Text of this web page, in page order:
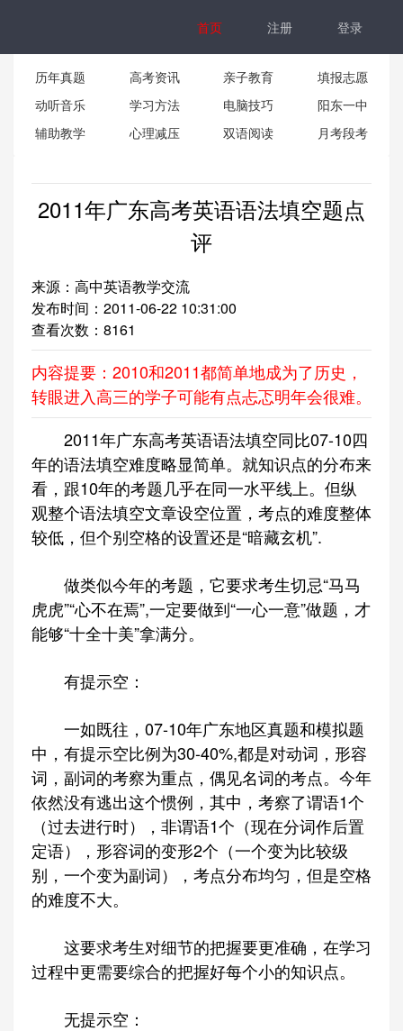
首页 注册 登录
历年真题 高考资讯 亲子教育
填报志愿
动听音乐
学习方法 电脑技巧
阳东一中
辅助教学
心理减压 双语阅读 月考段考
2011年广东高考英语语法填空题点
评
来源：高中英语教学交流
发布时间：2011-06-22 10:31:00
查看次数： 8161
内容提要：2010和2011都简单地成为了历史，
转眼进入高三的学子可能有点忐忑明年会很难。
2011年广东高考英语语法填空同比07-10四
年的语法填空难度略显简单。就知识点的分布来
看，跟10年的考题几乎在同一水平线上。但纵
观整个语法填空文章设空位置，考点的难度整体
较低，但个别空格的设置还是“暗藏玄机”.
做类似今年的考题，它要求考生切忌“马马
虎虎”“心不在焉”,一定要做到“一心一意”做题，才
能够“十全十美”拿满分。
有提示空：
一如既往，07-10年广东地区真题和模拟题
中，有提示空比例为30-40%,都是对动词，形容
词，副词的考察为重点，偶见名词的考点。今年
依然没有逃出这个惯例，其中，考察了谓语1个
（过去进行时），非谓语1个（现在分词作后置
定语），形容词的变形2个（一个变为比较级
别，一个变为副词），考点分布均匀，但是空格
的难度不大。
这要求考生对细节的把握要更准确，在学习
过程中更需要综合的把握好每个小的知识点。
无提示空：